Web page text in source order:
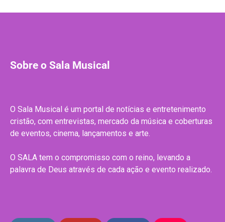
Sobre o Sala Musical
O Sala Musical é um portal de notícias e entretenimento
cristão, com entrevistas, mercado da música e coberturas
de eventos, cinema, lançamentos e arte.
O SALA tem o compromisso com o reino, levando a
palavra de Deus através de cada ação e evento realizado.